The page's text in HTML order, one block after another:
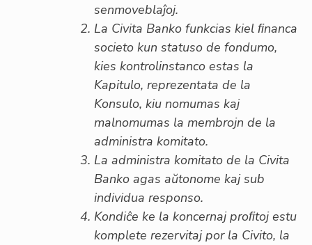
senmoveblaĵoj.
La Civita Banko funkcias kiel ﬁnanca
societo kun statuso de fondumo,
kies kontrolinstanco estas la
Kapitulo, reprezentata de la
Konsulo, kiu nomumas kaj
malnomumas la membrojn de la
administra komitato.
La administra komitato de la Civita
Banko agas aŭtonome kaj sub
individua responso.
Kondiĉe ke la koncernaj proﬁtoj estu
komplete rezervitaj por la Civito, la